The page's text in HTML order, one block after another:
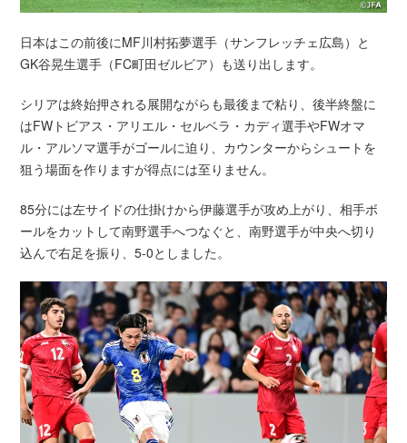
日本はこの前後にMF川村拓夢選手（サンフレッチェ広島）と
GK谷晃生選手（FC町田ゼルビア）も送り出します。
シリアは終始押される展開ながらも最後まで粘り、後半終盤に
はFWトビアス・アリエル・セルベラ・カディ選手やFWオマ
ル・アルソマ選手がゴールに迫り、カウンターからシュートを
狙う場面を作りますが得点には至りません。
85分には左サイドの仕掛けから伊藤選手が攻め上がり、相手ボ
ールをカットして南野選手へつなぐと、南野選手が中央へ切り
込んで右足を振り、5-0としました。